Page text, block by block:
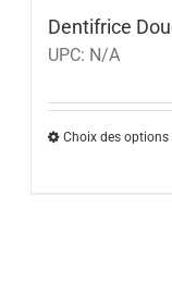
Dentifrice
UPC: N/A
Choix des options